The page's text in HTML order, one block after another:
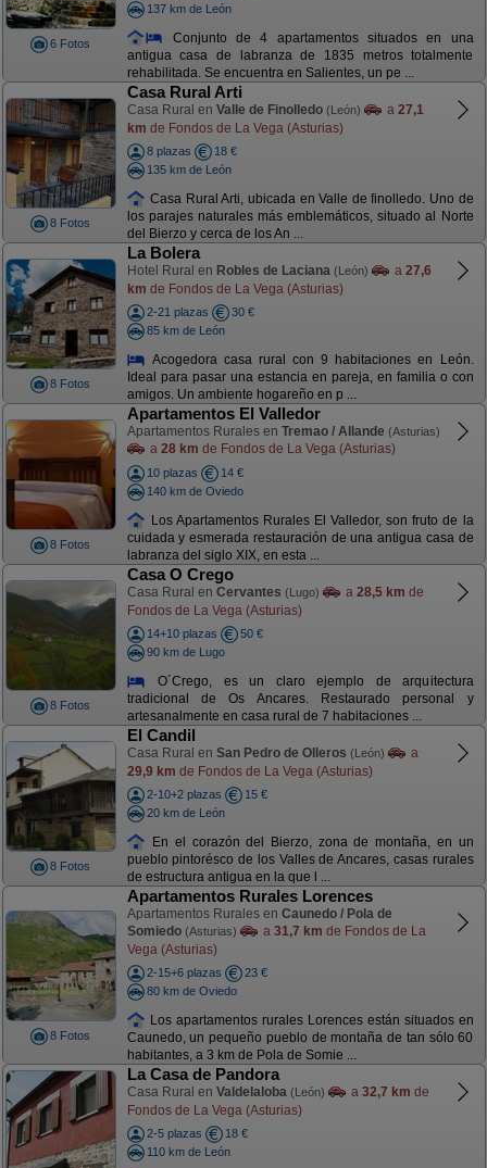
6 Fotos
137 km de León
Conjunto de 4 apartamentos situados en una
antigua casa de labranza de 1835 metros totalmente
rehabilitada. Se encuentra en Salientes, un pe ...
8 Fotos
Casa Rural Arti
Casa Rural en Valle de Finolledo (León) a 27,1
km de Fondos de La Vega (Asturias)
8 plazas
18 €
135 km de León
Casa Rural Arti, ubicada en Valle de finolledo. Uno de
los parajes naturales más emblemáticos, situado al Norte
del Bierzo y cerca de los An ...
8 Fotos
La Bolera
Hotel Rural en Robles de Laciana (León) a 27,6
km de Fondos de La Vega (Asturias)
2-21 plazas
30 €
85 km de León
Acogedora casa rural con 9 habitaciones en León.
Ideal para pasar una estancia en pareja, en familia o con
amigos. Un ambiente hogareño en p ...
8 Fotos
Apartamentos El Valledor
Apartamentos Rurales en Tremao / Allande (Asturias)
a 28 km de Fondos de La Vega (Asturias)
10 plazas
14 €
140 km de Oviedo
Los Apartamentos Rurales El Valledor, son fruto de la
cuidada y esmerada restauración de una antigua casa de
labranza del siglo XIX, en esta ...
8 Fotos
Casa O Crego
Casa Rural en Cervantes (Lugo) a 28,5 km de
Fondos de La Vega (Asturias)
14+10 plazas
50 €
90 km de Lugo
O´Crego, es un claro ejemplo de arquitectura
tradicional de Os Ancares. Restaurado personal y
artesanalmente en casa rural de 7 habitaciones ...
8 Fotos
El Candil
Casa Rural en San Pedro de Olleros (León)
a
29,9 km de Fondos de La Vega (Asturias)
2-10+2 plazas
15 €
20 km de León
En el corazón del Bierzo, zona de montaña, en un
pueblo pintorésco de los Valles de Ancares, casas rurales
de estructura antigua en la que l ...
8 Fotos
Apartamentos Rurales Lorences
Apartamentos Rurales en Caunedo / Pola de
Somiedo (Asturias) a 31,7 km de Fondos de La
Vega (Asturias)
2-15+6 plazas
23 €
80 km de Oviedo
Los apartamentos rurales Lorences están situados en
Caunedo, un pequeño pueblo de montaña de tan sólo 60
habitantes, a 3 km de Pola de Somie ...
La Casa de Pandora
Casa Rural en Valdelaloba (León) a 32,7 km de
Fondos de La Vega (Asturias)
2-5 plazas
18 €
110 km de León